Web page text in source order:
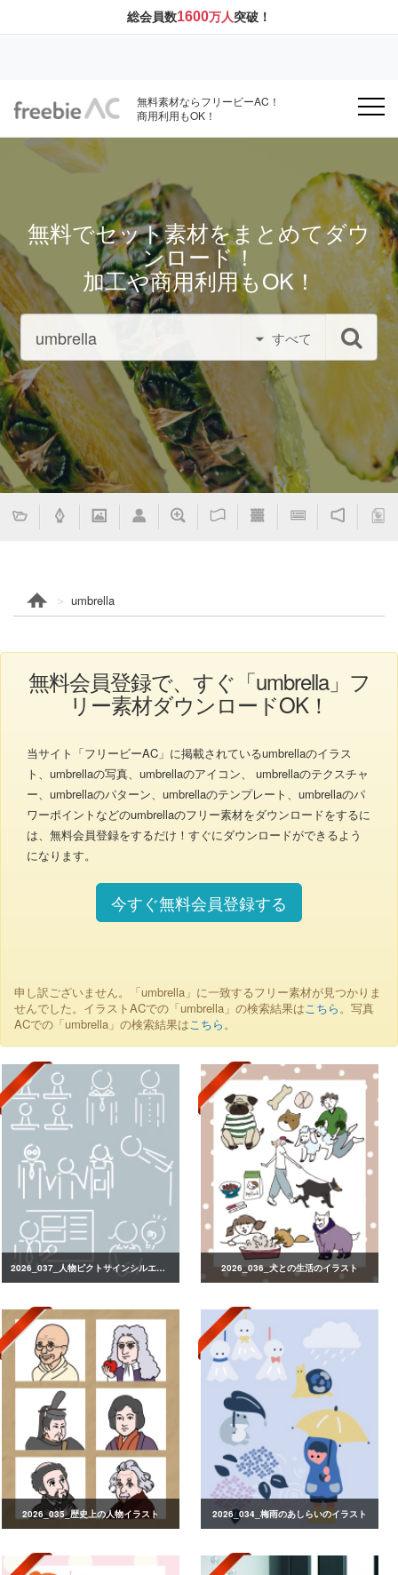
総会員数1600万人突破！
無料素材ならフリービーAC！
商用利用もOK！
無料でセット素材をまとめてダウ
ンロード！
加工や商用利用もOK！
すべて
umbrella
無料会員登録で、すぐ「umbrella」フ
リー素材ダウンロードOK！
当サイト「フリービーAC」に掲載されているumbrellaのイラス
ト、umbrellaの写真、umbrellaのアイコン、 umbrellaのテクスチャ
ー、umbrellaのパターン、umbrellaのテンプレート、umbrellaのパ
ワーポイントなどのumbrellaのフリー素材をダウンロードをするに
は、無料会員登録をするだけ！すぐにダウンロードができるよう
になります。
今すぐ無料会員登録する
申し訳ございません。「umbrella」に一致するフリー素材が見つかりま
せんでした。イラストACでの「umbrella」の検索結果はこちら。写真
ACでの「umbrella」の検索結果はこちら。
2026_037_人物ピクトサインシルエット 2026_036_犬との生活のイラスト
2026_035_歴史上の人物イラスト 2026_034_梅雨のあしらいのイラスト